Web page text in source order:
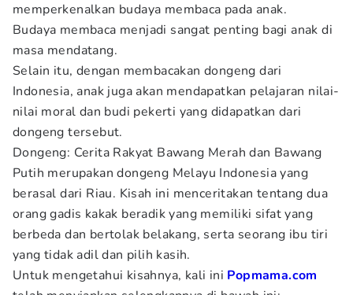
memperkenalkan budaya membaca pada anak.
Budaya membaca menjadi sangat penting bagi anak di
masa mendatang.
Selain itu, dengan membacakan dongeng dari
Indonesia, anak juga akan mendapatkan pelajaran nilai-
nilai moral dan budi pekerti yang didapatkan dari
dongeng tersebut.
Dongeng: Cerita Rakyat Bawang Merah dan Bawang
Putih merupakan dongeng Melayu Indonesia yang
berasal dari Riau. Kisah ini menceritakan tentang dua
orang gadis kakak beradik yang memiliki sifat yang
berbeda dan bertolak belakang, serta seorang ibu tiri
yang tidak adil dan pilih kasih.
Untuk mengetahui kisahnya, kali ini Popmama.com